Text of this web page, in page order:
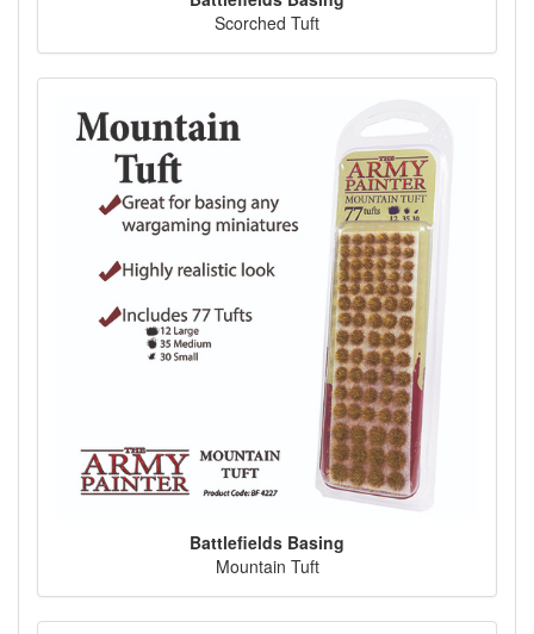
Scorched Tuft
Battlefields Basing
Mountain Tuft